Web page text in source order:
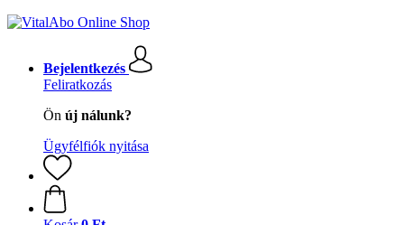
Bejelentkezés
Feliratkozás
Ön új nálunk?
Ügyfélfiók nyitása